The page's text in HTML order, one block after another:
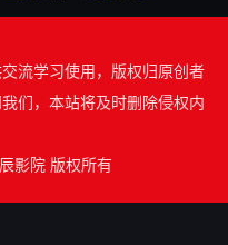
流学习使用，版权归原创者
们，本站将及时删除侵权内
影院 版权所有